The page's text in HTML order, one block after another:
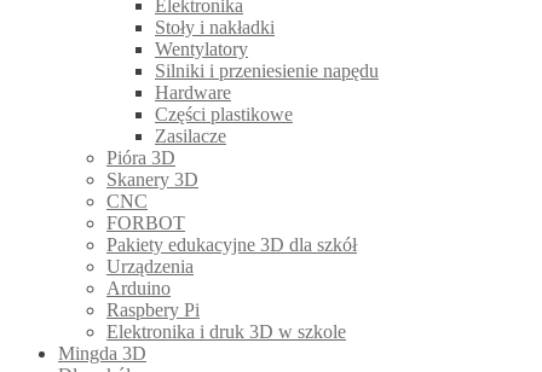
Elektronika
Stoły i nakładki
Wentylatory
Silniki i przeniesienie napędu
Hardware
Części plastikowe
Zasilacze
Pióra 3D
Skanery 3D
CNC
FORBOT
Pakiety edukacyjne 3D dla szkół
Urządzenia
Arduino
Raspbery Pi
Elektronika i druk 3D w szkole
Mingda 3D